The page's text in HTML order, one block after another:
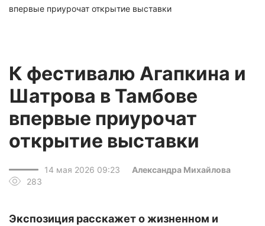
впервые приурочат открытие выставки
К фестивалю Агапкина и
Шатрова в Тамбове
впервые приурочат
открытие выставки
14 мая 2026 09:23
Александра Михайлова
283
Экспозиция расскажет о жизненном и